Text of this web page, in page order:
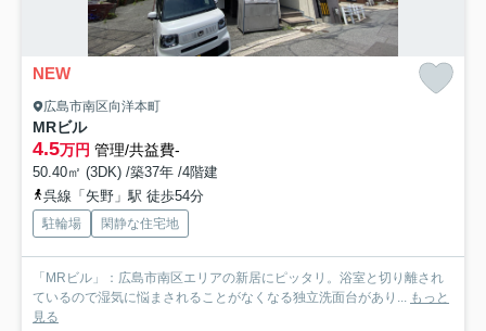
NEW
広島市南区向洋本町
MRビル
4.5万円 管理/共益費-
50.40㎡ (3DK) /築37年 /4階建
呉線「矢野」駅 徒歩54分
駐輪場 閑静な住宅地
「MRビル」：広島市南区エリアの新居にピッタリ。浴室と切り離され
ているので湿気に悩まされることがなくなる独立洗面台があり... もっと
見る